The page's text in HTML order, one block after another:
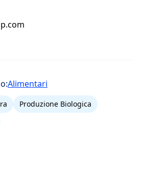
Alimentari
Produzione Biologica